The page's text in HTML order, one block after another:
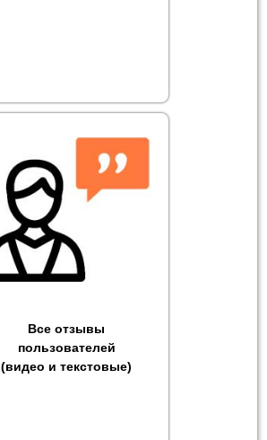
Все отзывы
пользователей
(видео и текстовые)